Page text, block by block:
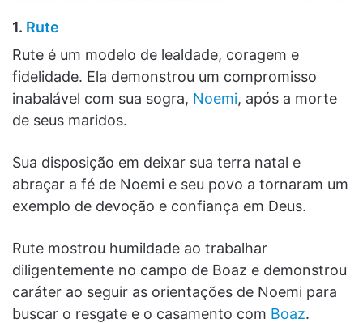
1. Rute
Rute é um modelo de lealdade, coragem e
fidelidade. Ela demonstrou um compromisso
inabalável com sua sogra, Noemi, após a morte
de seus maridos.
Sua disposição em deixar sua terra natal e
abraçar a fé de Noemi e seu povo a tornaram um
exemplo de devoção e confiança em Deus.
Rute mostrou humildade ao trabalhar
diligentemente no campo de Boaz e demonstrou
caráter ao seguir as orientações de Noemi para
buscar o resgate e o casamento com Boaz.